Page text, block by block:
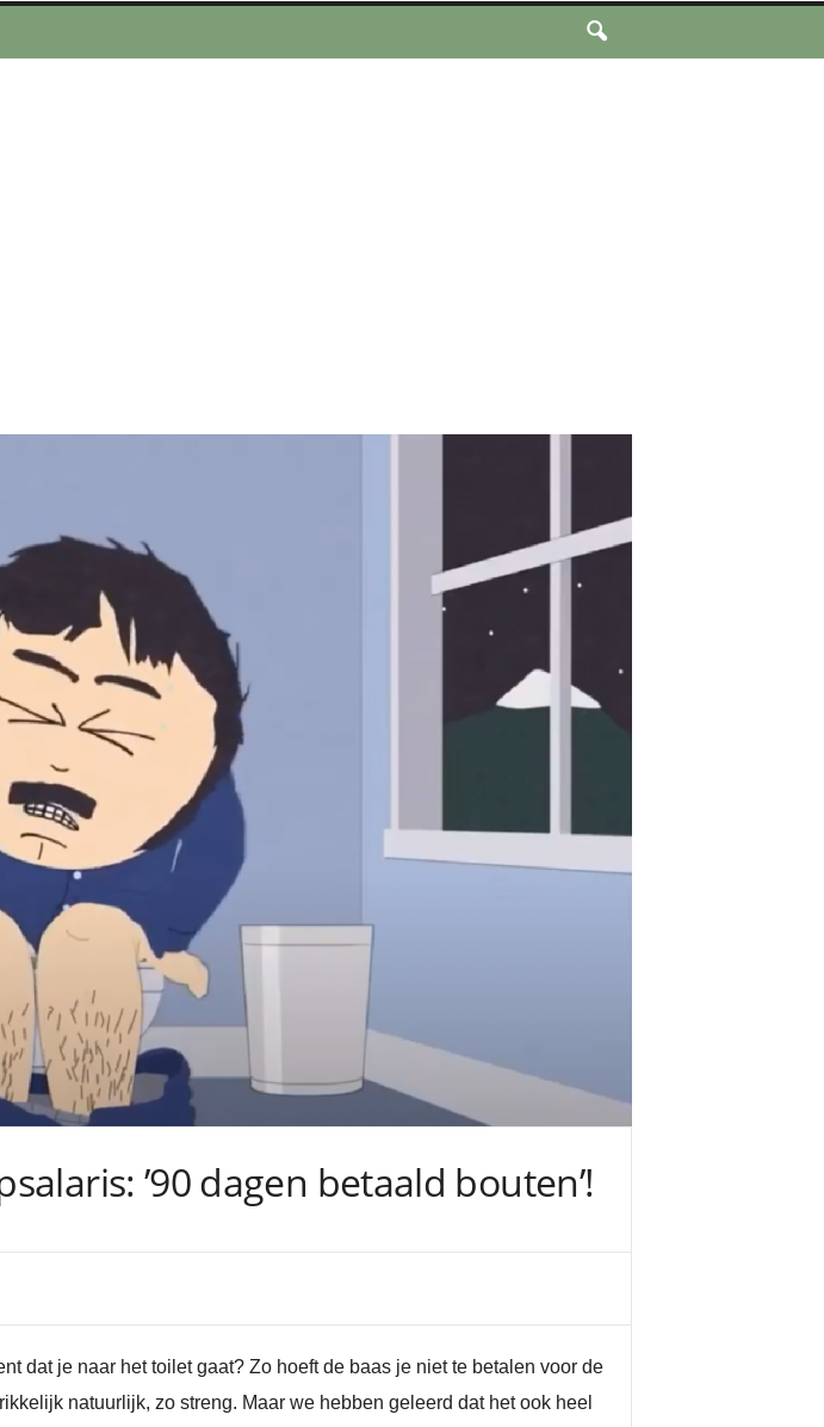
’90 dagen betaald bouten’!
dat je naar het toilet gaat? Zo hoeft de baas je niet te betalen voor de
natuurlijk, zo streng. Maar we hebben geleerd dat het ook heel